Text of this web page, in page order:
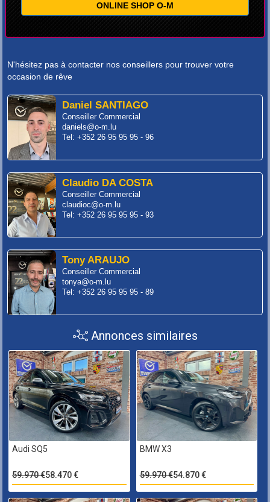
ONLINE SHOP O-M
N'hésitez pas à contacter nos conseillers pour trouver votre
occasion de rêve
Daniel SANTIAGO
Conseiller Commercial
daniels@o-m.lu
Tel: +352 26 95 95 95 - 96
Claudio DA COSTA
Conseiller Commercial
claudioc@o-m.lu
Tel: +352 26 95 95 95 - 93
Tony ARAUJO
Conseiller Commercial
tonya@o-m.lu
Tel: +352 26 95 95 95 - 89
Annonces similaires
Audi SQ5
59.970 €58.470 €
BMW X3
59.970 €54.870 €